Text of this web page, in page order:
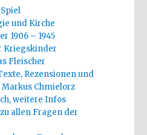
und Kirche
1906 – 1945
Kriegskinder
Fleischer
Rezensionen und
Chmielorz
weitere Infos
allen Fragen der